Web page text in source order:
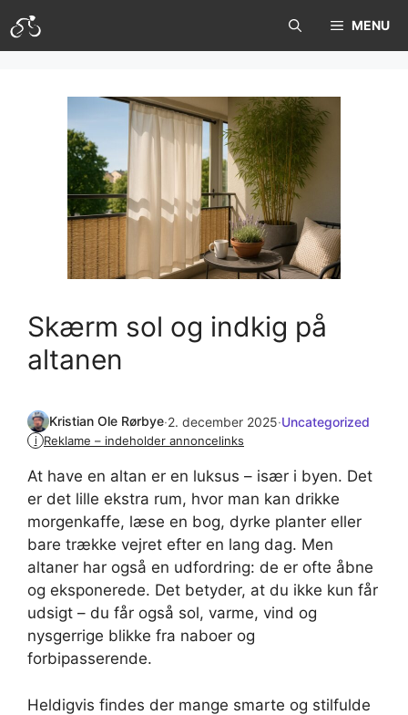
til
indhold
MENU
Skærm sol og indkig på
altanen
Kristian Ole Rørbye·2. december 2025·Uncategorized
i Reklame – indeholder annoncelinks
At have en altan er en luksus – især i byen. Det
er det lille ekstra rum, hvor man kan drikke
morgenkaffe, læse en bog, dyrke planter eller
bare trække vejret efter en lang dag. Men
altaner har også en udfordring: de er ofte åbne
og eksponerede. Det betyder, at du ikke kun får
udsigt – du får også sol, varme, vind og
nysgerrige blikke fra naboer og
forbipasserende.
Heldigvis findes der mange smarte og stilfulde